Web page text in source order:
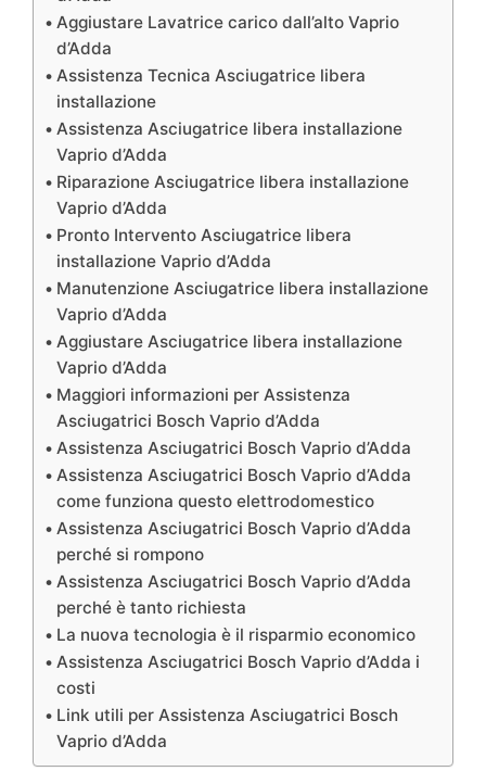
Aggiustare Lavatrice carico dall’alto Vaprio
d’Adda
Assistenza Tecnica Asciugatrice libera
installazione
Assistenza Asciugatrice libera installazione
Vaprio d’Adda
Riparazione Asciugatrice libera installazione
Vaprio d’Adda
Pronto Intervento Asciugatrice libera
installazione Vaprio d’Adda
Manutenzione Asciugatrice libera installazione
Vaprio d’Adda
Aggiustare Asciugatrice libera installazione
Vaprio d’Adda
Maggiori informazioni per Assistenza
Asciugatrici Bosch Vaprio d’Adda
Assistenza Asciugatrici Bosch Vaprio d’Adda
Assistenza Asciugatrici Bosch Vaprio d’Adda
come funziona questo elettrodomestico
Assistenza Asciugatrici Bosch Vaprio d’Adda
perché si rompono
Assistenza Asciugatrici Bosch Vaprio d’Adda
perché è tanto richiesta
La nuova tecnologia è il risparmio economico
Assistenza Asciugatrici Bosch Vaprio d’Adda i
costi
Link utili per Assistenza Asciugatrici Bosch
Vaprio d’Adda